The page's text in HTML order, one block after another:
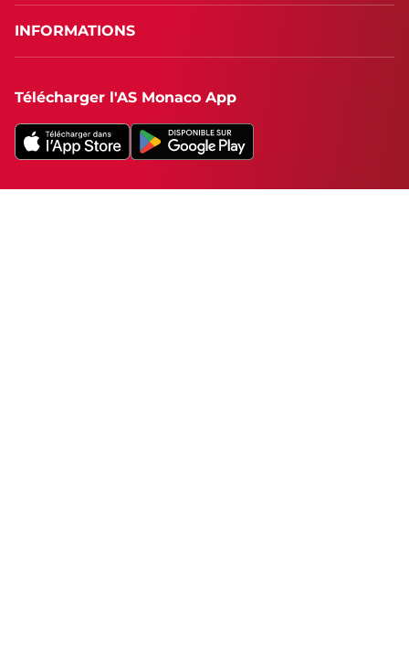
INFORMATIONS
Télécharger l'AS Monaco App